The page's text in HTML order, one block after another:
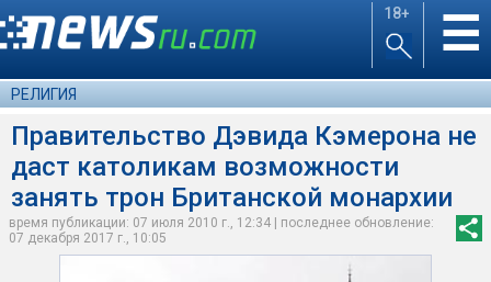
18+ ☰
РЕЛИГИЯ
Правительство Дэвида Кэмерона не
даст католикам возможности
занять трон Британской монархии
время публикации: 07 июля 2010 г., 12:34 | последнее обновление:
07 декабря 2017 г., 10:05